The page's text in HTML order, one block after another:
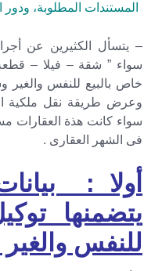
المستندات المطلوبة،
– يتسأل الكثيرين عن
سواء ” شقة – فيلا –
خاص بالبيع للنفس
وعرض طريقة نقل ملكية
سواء كانت هذة العقارات
فى الشهر العقارى .
أولا :
يتضمنها
للنفس